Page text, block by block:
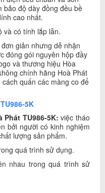
bảo độ dày đồng đều bề
cao nhất.
và có tính lắp lẫn.
giản nhưng dễ nhận
đóng gói nguyên hộp đầy
và thương hiệu Hòa
chính hãng Hoà Phát
quấn các màng co để
5K
Phát TU986-5K: việc tháo
bởi người có kinh nghiệm
lượng sản phẩm.
quá trình sử dụng.
nhau trong quá trình sử